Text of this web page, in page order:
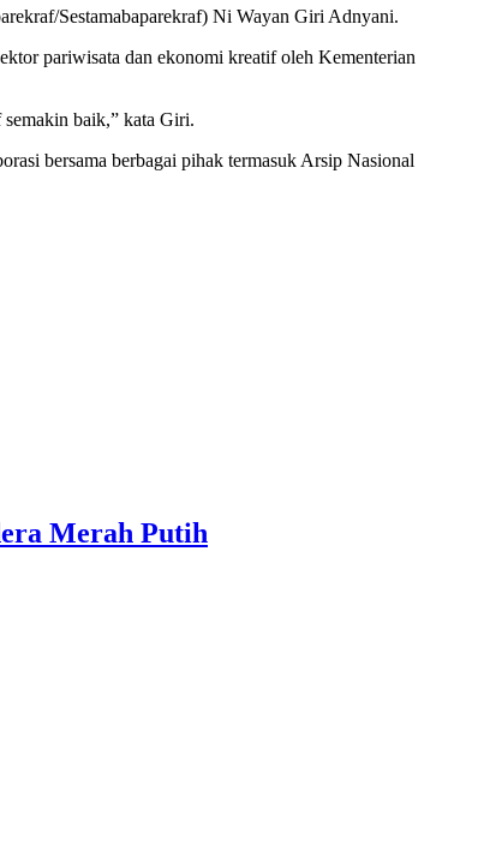
Sestamabaparekraf) Ni Wayan Giri Adnyani.
pariwisata dan ekonomi kreatif oleh Kementerian
baik,” kata Giri.
bersama berbagai pihak termasuk Arsip Nasional
Merah Putih